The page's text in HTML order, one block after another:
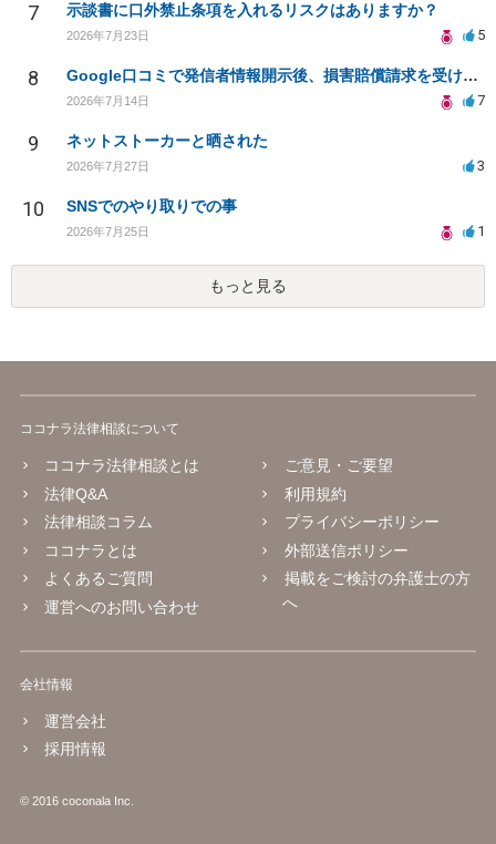
7 示談書に口外禁止条項を入れるリスクはありますか？
2026年7月23日 5
8 Google口コミで発信者情報開示後、損害賠償請求を受けています。示談について相談です。
2026年7月14日 7
9 ネットストーカーと晒された
2026年7月27日 3
10 SNSでのやり取りでの事
2026年7月25日 1
もっと見る
ココナラ法律相談について
ココナラ法律相談とは
法律Q&A
法律相談コラム
ココナラとは
よくあるご質問
運営へのお問い合わせ
ご意見・ご要望
利用規約
プライバシーポリシー
外部送信ポリシー
掲載をご検討の弁護士の方
へ
会社情報
運営会社
採用情報
© 2016 coconala Inc.